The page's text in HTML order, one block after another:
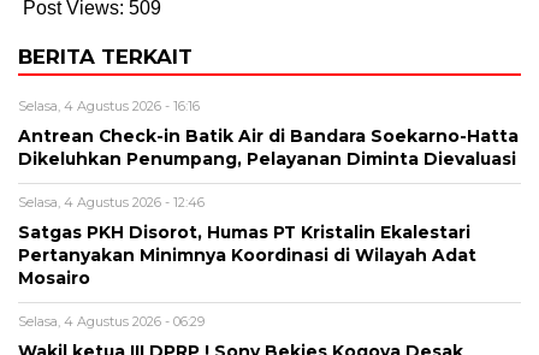
Post Views: 509
BERITA TERKAIT
Selasa, 4 Agustus 2026 - 16:16
Antrean Check-in Batik Air di Bandara Soekarno-Hatta
Dikeluhkan Penumpang, Pelayanan Diminta Dievaluasi
Selasa, 4 Agustus 2026 - 12:46
Satgas PKH Disorot, Humas PT Kristalin Ekalestari
Pertanyakan Minimnya Koordinasi di Wilayah Adat
Mosairo
Selasa, 4 Agustus 2026 - 06:29